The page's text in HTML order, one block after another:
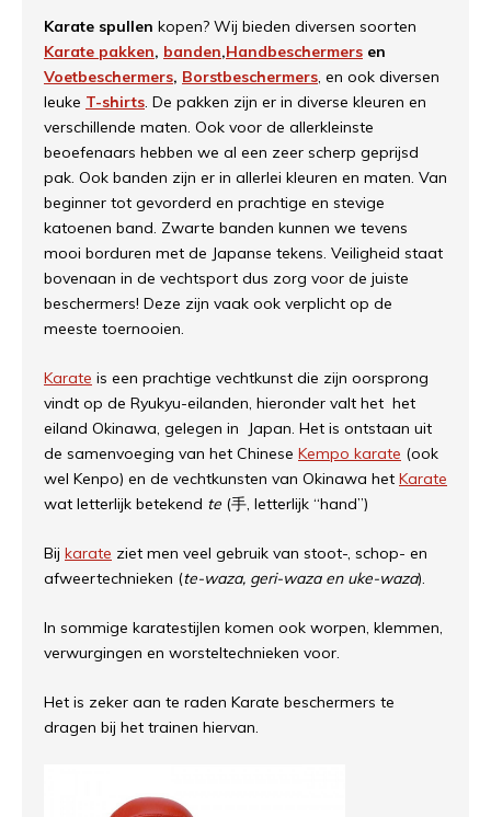
Karate spullen kopen? Wij bieden diversen soorten
Karate pakken, banden,Handbeschermers en
Voetbeschermers, Borstbeschermers, en ook diversen
leuke T-shirts. De pakken zijn er in diverse kleuren en
verschillende maten. Ook voor de allerkleinste
beoefenaars hebben we al een zeer scherp geprijsd
pak. Ook banden zijn er in allerlei kleuren en maten. Van
beginner tot gevorderd en prachtige en stevige
katoenen band. Zwarte banden kunnen we tevens
mooi borduren met de Japanse tekens. Veiligheid staat
bovenaan in de vechtsport dus zorg voor de juiste
beschermers! Deze zijn vaak ook verplicht op de
meeste toernooien.
Karate is een prachtige vechtkunst die zijn oorsprong
vindt op de Ryukyu-eilanden, hieronder valt het het
eiland Okinawa, gelegen in Japan. Het is ontstaan uit
de samenvoeging van het Chinese Kempo karate (ook
wel Kenpo) en de vechtkunsten van Okinawa het Karate
wat letterlijk betekend te (手, letterlijk “hand”)
Bij karate ziet men veel gebruik van stoot-, schop- en
afweertechnieken (te-waza, geri-waza en uke-waza).
In sommige karatestijlen komen ook worpen, klemmen,
verwurgingen en worsteltechnieken voor.
Het is zeker aan te raden Karate beschermers te
dragen bij het trainen hiervan.